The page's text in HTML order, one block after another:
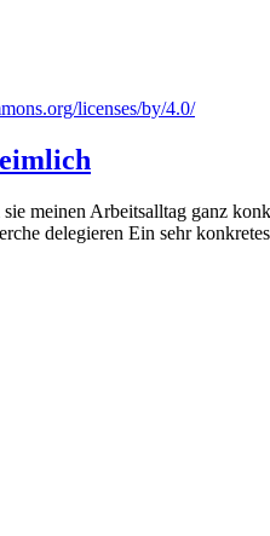
licenses/by/4.0/
meinen Arbeitsalltag ganz
delegieren Ein sehr